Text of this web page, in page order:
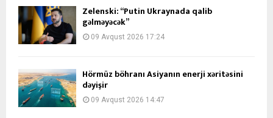
Zelenski: “Putin Ukraynada qalib
gəlməyəcək”
09 Avqust 2026 17:24
Hörmüz böhranı Asiyanın enerji xəritəsini
dəyişir
09 Avqust 2026 14:47